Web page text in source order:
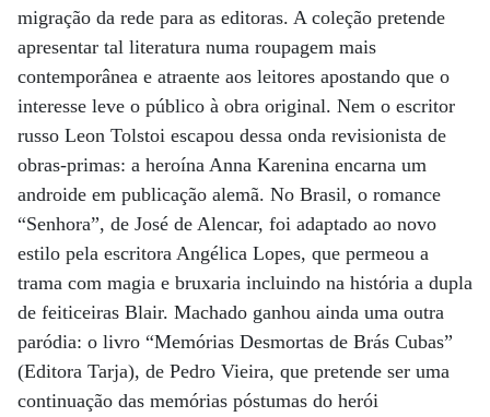
migração da rede para as editoras. A coleção pretende
apresentar tal literatura numa roupagem mais
contemporânea e atraente aos leitores apostando que o
interesse leve o público à obra original. Nem o escritor
russo Leon ­Tolstoi escapou dessa onda revisionista de
obras-primas: a heroína Anna Karenina encarna um
androide em publicação alemã. No Brasil, o romance
“Senhora”, de José de Alencar, foi adaptado ao novo
estilo pela escritora Angélica Lopes, que permeou a
trama com magia e bruxaria incluindo na história a dupla
de feiticeiras Blair. Machado ganhou ainda uma outra
paródia: o livro “Memórias Desmortas de Brás Cubas”
(Editora Tarja), de Pedro Vieira, que pretende ser uma
continuação das memórias póstumas do herói